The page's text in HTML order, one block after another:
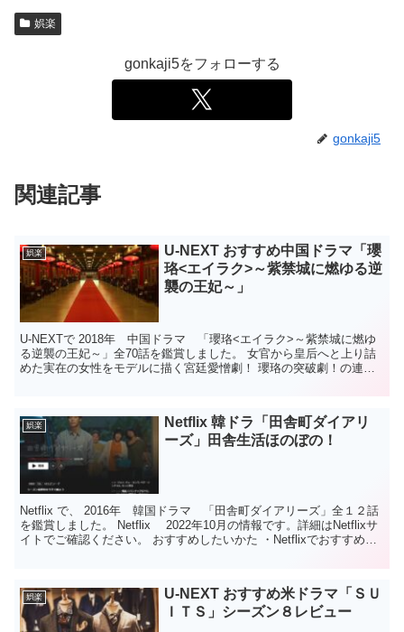
娯楽
gonkaji5をフォローする
gonkaji5
関連記事
娯楽
U-NEXT おすすめ中国ドラマ「瓔
珞<エイラク>～紫禁城に燃ゆる逆
襲の王妃～」
U-NEXTで 2018年 中国ドラマ 「瓔珞<エイラク>～紫禁城に燃ゆ
る逆襲の王妃～」全70話を鑑賞しました。 女官から皇后へと上り詰
めた実在の女性をモデルに描く宮廷愛憎劇！ 瓔珞の突破劇！の連
娯楽
Netflix 韓ドラ「田舎町ダイアリ
ーズ」田舎生活ほのぼの！
Netflix で、 2016年 韓国ドラマ 「田舎町ダイアリーズ」全１２話
を鑑賞しました。 Netflix 2022年10月の情報です。詳細はNetflixサ
イトでご確認ください。 おすすめしたいかた ・Netflixでおすすめの
娯楽
U-NEXT おすすめ米ドラマ「ＳＵ
ＩＴＳ」シーズン８レビュー